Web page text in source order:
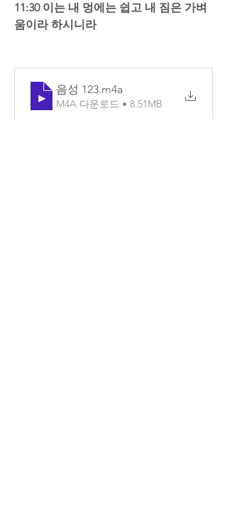
11:30 이는 내 멍에는 쉽고 내 짐은 가벼
움이라 하시니라
음성 123.m4a
M4A 다운로드 • 8.51MB